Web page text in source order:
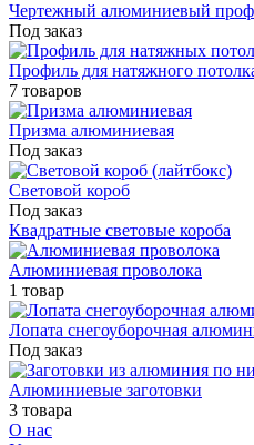
Чертежный алюминиевый
Под заказ
Профиль для натяжного
7 товаров
Призма алюминиевая
Под заказ
Световой короб
Под заказ
Квадратные световые короба
Алюминиевая проволока
1 товар
Лопата снегоуборочная
Под заказ
Алюминиевые заготовки
3 товара
О нас